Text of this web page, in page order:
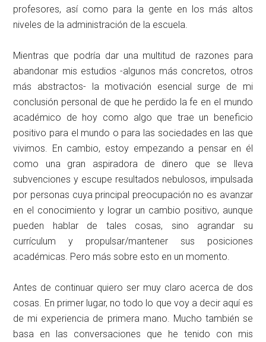
profesores, así como para la gente en los más altos
niveles de la administración de la escuela.
Mientras que podría dar una multitud de razones para
abandonar mis estudios -algunos más concretos, otros
más abstractos- la motivación esencial surge de mi
conclusión personal de que he perdido la fe en el mundo
académico de hoy como algo que trae un beneficio
positivo para el mundo o para las sociedades en las que
vivimos. En cambio, estoy empezando a pensar en él
como una gran aspiradora de dinero que se lleva
subvenciones y escupe resultados nebulosos, impulsada
por personas cuya principal preocupación no es avanzar
en el conocimiento y lograr un cambio positivo, aunque
pueden hablar de tales cosas, sino agrandar su
currículum y propulsar/mantener sus posiciones
académicas. Pero más sobre esto en un momento.
Antes de continuar quiero ser muy claro acerca de dos
cosas. En primer lugar, no todo lo que voy a decir aquí es
de mi experiencia de primera mano. Mucho también se
basa en las conversaciones que he tenido con mis